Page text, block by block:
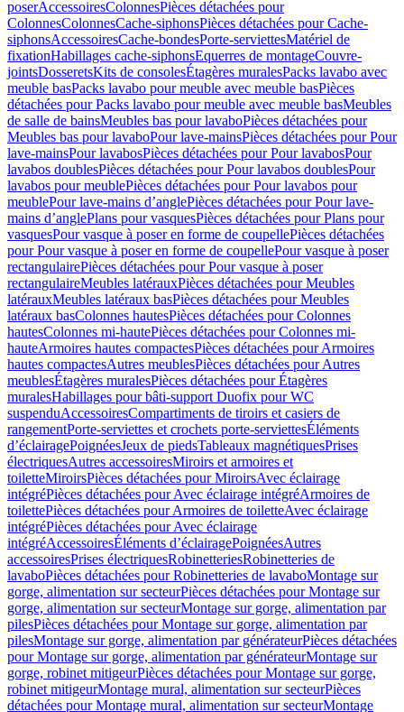
poserAccessoiresColonnesPièces détachées pour
ColonnesColonnesCache-siphonsPièces détachées pour Cache-
siphonsAccessoiresCache-bondesPorte-serviettesMatériel de
fixationHabillages cache-siphonsEquerres de montageCouvre-
jointsDosseretsKits de consolesÉtagères muralesPacks lavabo avec
meuble basPacks lavabo pour meuble avec meuble basPièces
détachées pour Packs lavabo pour meuble avec meuble basMeubles
de salle de bainsMeubles bas pour lavaboPièces détachées pour
Meubles bas pour lavaboPour lave-mainsPièces détachées pour Pour
lave-mainsPour lavabosPièces détachées pour Pour lavabosPour
lavabos doublesPièces détachées pour Pour lavabos doublesPour
lavabos pour meublePièces détachées pour Pour lavabos pour
meublePour lave-mains d’anglePièces détachées pour Pour lave-
mains d’anglePlans pour vasquesPièces détachées pour Plans pour
vasquesPour vasque à poser en forme de coupellePièces détachées
pour Pour vasque à poser en forme de coupellePour vasque à poser
rectangulairePièces détachées pour Pour vasque à poser
rectangulaireMeubles latérauxPièces détachées pour Meubles
latérauxMeubles latéraux basPièces détachées pour Meubles
latéraux basColonnes hautesPièces détachées pour Colonnes
hautesColonnes mi-hautePièces détachées pour Colonnes mi-
hauteArmoires hautes compactesPièces détachées pour Armoires
hautes compactesAutres meublesPièces détachées pour Autres
meublesÉtagères muralesPièces détachées pour Étagères
muralesHabillages pour bâti-support Duofix pour WC
suspenduAccessoiresCompartiments de tiroirs et casiers de
rangementPorte-serviettes et crochets porte-serviettesÉléments
d’éclairagePoignéesJeux de piedsTableaux magnétiquesPrises
électriquesAutres accessoiresMiroirs et armoires et
toiletteMiroirsPièces détachées pour MiroirsAvec éclairage
intégréPièces détachées pour Avec éclairage intégréArmoires de
toilettePièces détachées pour Armoires de toiletteAvec éclairage
intégréPièces détachées pour Avec éclairage
intégréAccessoiresÉléments d’éclairagePoignéesAutres
accessoiresPrises électriquesRobinetteriesRobinetteries de
lavaboPièces détachées pour Robinetteries de lavaboMontage sur
gorge, alimentation sur secteurPièces détachées pour Montage sur
gorge, alimentation sur secteurMontage sur gorge, alimentation par
pilesPièces détachées pour Montage sur gorge, alimentation par
pilesMontage sur gorge, alimentation par générateurPièces détachées
pour Montage sur gorge, alimentation par générateurMontage sur
gorge, robinet mitigeurPièces détachées pour Montage sur gorge,
robinet mitigeurMontage mural, alimentation sur secteurPièces
détachées pour Montage mural, alimentation sur secteurMontage